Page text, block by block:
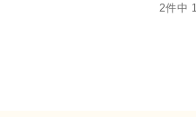
2件中 1